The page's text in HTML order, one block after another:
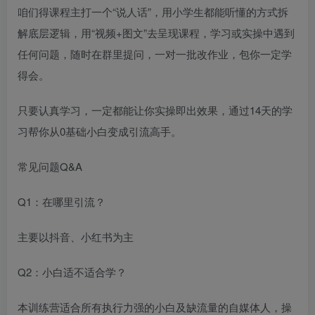
咱们得课程主打一个“说人话”，用小学生都能听懂的方式拆
解底层逻辑，用“视频+图文”去呈现课程，学习或实操中遇到
任何问题，随时在群里提问，一对一批改作业，包你一定学
得会。​
只要认真学习，一定都能让你实操即出效果，通过14天的学
习帮你从0基础小白变成引流高手。
常见问题Q&A​
Q1：在哪里引流？​
主要以抖音、小红书为主​
Q2：小白适不适合学？​
本训练营适合所有执行力强的小白及缺流量的自媒体人，操